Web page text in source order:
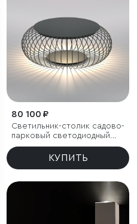
80 100 ₽
Светильник-столик садово-
парковый светодиодный
Firenze черный
КУПИТЬ